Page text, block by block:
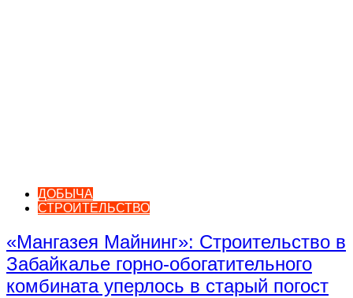
ДОБЫЧА
СТРОИТЕЛЬСТВО
«Мангазея Майнинг»: Строительство в
Забайкалье горно-обогатительного
комбината уперлось в старый погост